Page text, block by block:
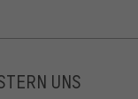
UNS